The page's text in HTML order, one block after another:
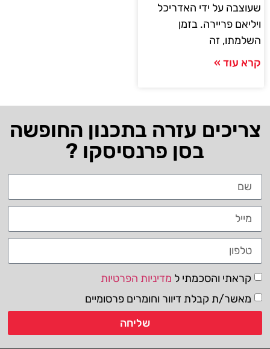
שעוצבה על ידי האדריכל
ויליאם פריירה. בזמן
השלמתו, זה
קרא עוד »
צריכים עזרה בתכנון החופשה
בסן פרנסיסקו ?
קראתי והסכמתי ל מדיניות הפרטיות
מאשר/ת קבלת דיוור וחומרים פרסומיים
שליחה